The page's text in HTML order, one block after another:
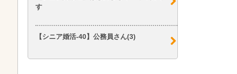
す
【シニア婚活-40】公務員さん(3)